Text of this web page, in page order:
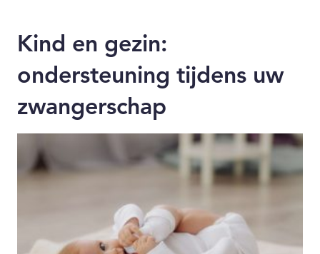
Kind en gezin:
ondersteuning tijdens uw
zwangerschap